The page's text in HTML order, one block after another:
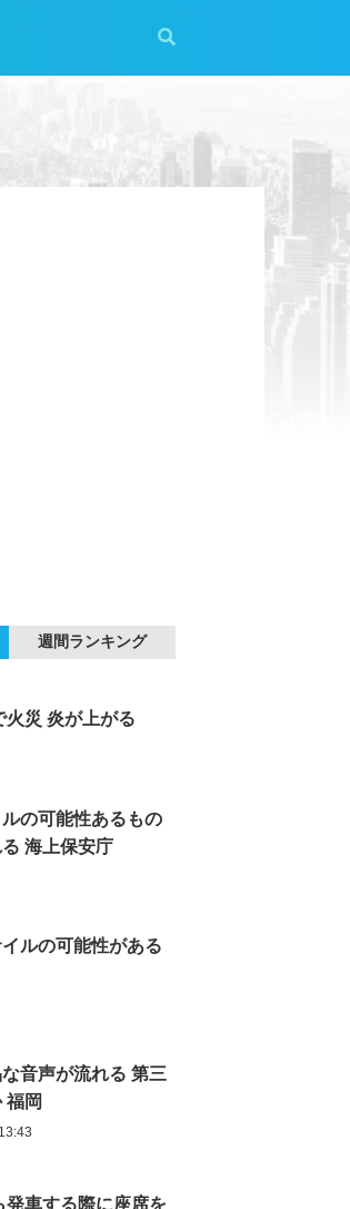
週間ランキング
火災 炎が上がる
の可能性あるもの
海上保安庁
ルの可能性がある
音声が流れる 第三
福岡
車する際に座席を